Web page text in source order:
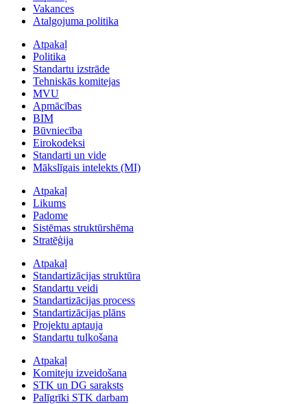
Vakances
Atalgojuma politika
Atpakaļ
Politika
Standartu izstrāde
Tehniskās komitejas
MVU
Apmācības
BIM
Būvniecība
Eirokodeksi
Standarti un vide
Mākslīgais intelekts (MI)
Atpakaļ
Likums
Padome
Sistēmas struktūrshēma
Stratēģija
Atpakaļ
Standartizācijas struktūra
Standartu veidi
Standartizācijas process
Standartizācijas plāns
Projektu aptauja
Standartu tulkošana
Atpakaļ
Komiteju izveidošana
STK un DG saraksts
Palīgrīki STK darbam